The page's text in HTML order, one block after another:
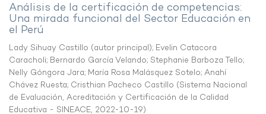
Análisis de la certificación de competencias:
Una mirada funcional del Sector Educación en
el Perú
Lady Sihuay Castillo (autor principal); Evelin Catacora
Caracholi; Bernardo García Velando; Stephanie Barboza Tello;
Nelly Góngora Jara; María Rosa Malásquez Sotelo; Anahí
Chávez Ruesta; Cristhian Pacheco Castillo (Sistema Nacional
de Evaluación, Acreditación y Certificación de la Calidad
Educativa - SINEACE, 2022-10-19)